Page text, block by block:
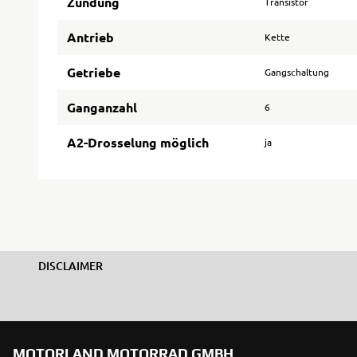
Antrieb Kette
Getriebe Gangschaltung
Ganganzahl 6
A2-Drosselung möglich ja
DISCLAIMER
MOTORLAND MOTORRAD GMBH